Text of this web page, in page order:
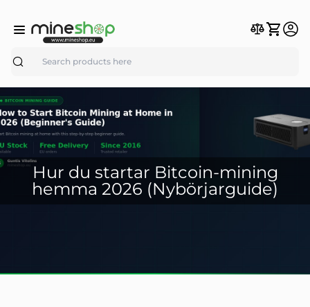
Search
Hur du startar Bitcoin-mining
hemma 2026 (Nybörjarguide)